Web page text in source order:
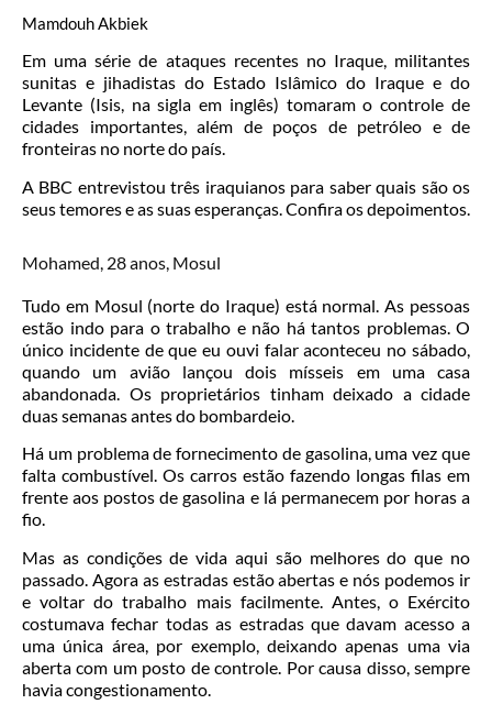
Mamdouh Akbiek
Em uma série de ataques recentes no Iraque, militantes
sunitas e jihadistas do Estado Islâmico do Iraque e do
Levante (Isis, na sigla em inglês) tomaram o controle de
cidades importantes, além de poços de petróleo e de
fronteiras no norte do país.
A BBC entrevistou três iraquianos para saber quais são os
seus temores e as suas esperanças. Confira os depoimentos.
Mohamed, 28 anos, Mosul
Tudo em Mosul (norte do Iraque) está normal. As pessoas
estão indo para o trabalho e não há tantos problemas. O
único incidente de que eu ouvi falar aconteceu no sábado,
quando um avião lançou dois mísseis em uma casa
abandonada. Os proprietários tinham deixado a cidade
duas semanas antes do bombardeio.
Há um problema de fornecimento de gasolina, uma vez que
falta combustível. Os carros estão fazendo longas filas em
frente aos postos de gasolina e lá permanecem por horas a
fio.
Mas as condições de vida aqui são melhores do que no
passado. Agora as estradas estão abertas e nós podemos ir
e voltar do trabalho mais facilmente. Antes, o Exército
costumava fechar todas as estradas que davam acesso a
uma única área, por exemplo, deixando apenas uma via
aberta com um posto de controle. Por causa disso, sempre
havia congestionamento.